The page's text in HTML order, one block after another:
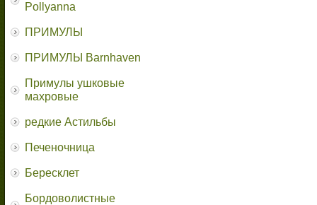
Pollyanna
ПРИМУЛЫ
ПРИМУЛЫ Barnhaven
Примулы ушковые
махровые
редкие Астильбы
Печеночница
Бересклет
Бордоволистные